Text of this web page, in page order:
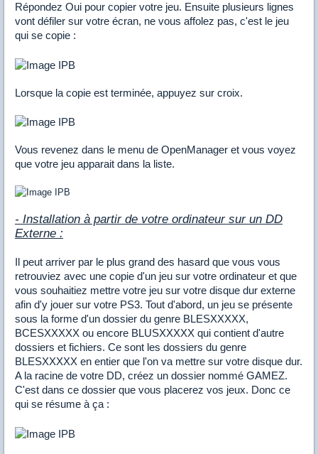
Répondez Oui pour copier votre jeu. Ensuite plusieurs lignes
vont défiler sur votre écran, ne vous affolez pas, c'est le jeu
qui se copie :
Lorsque la copie est terminée, appuyez sur croix.
Vous revenez dans le menu de OpenManager et vous voyez
que votre jeu apparait dans la liste.
- Installation à partir de votre ordinateur sur un DD
Externe :
Il peut arriver par le plus grand des hasard que vous vous
retrouviez avec une copie d'un jeu sur votre ordinateur et que
vous souhaitiez mettre votre jeu sur votre disque dur externe
afin d'y jouer sur votre PS3. Tout d'abord, un jeu se présente
sous la forme d'un dossier du genre BLESXXXXX,
BCESXXXXX ou encore BLUSXXXXX qui contient d'autre
dossiers et fichiers. Ce sont les dossiers du genre
BLESXXXXX en entier que l'on va mettre sur votre disque dur.
A la racine de votre DD, créez un dossier nommé GAMEZ.
C'est dans ce dossier que vous placerez vos jeux. Donc ce
qui se résume à ça :